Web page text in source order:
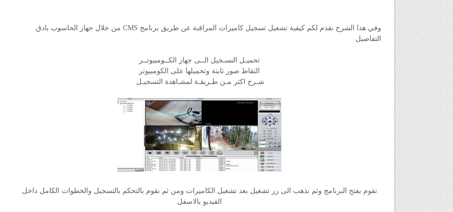
وفي هذا الشرح نقدم لكم كيفية تشغيل تسجيل كاميرات المراقبة عن طريق برنامج CMS من خلال جهاز الحاسوب بادق
التفاصيل
تحميـل التسـجيل الــى جهاز الكــومبيوتــر
التقاط صور ثابتة وتحميلها على الكومبيوتر
شـرح اكثر مـن طـريقـة لمشـاهدة التسجيـل
نقوم بفتح البرنامج وثم نذهب الى زر تشغيل بعد تشغيل الكاميرات ومن ثم نقوم بالتحكم بالتسجيل والخطوات الكامل داخل
الفيديو بالاسفل